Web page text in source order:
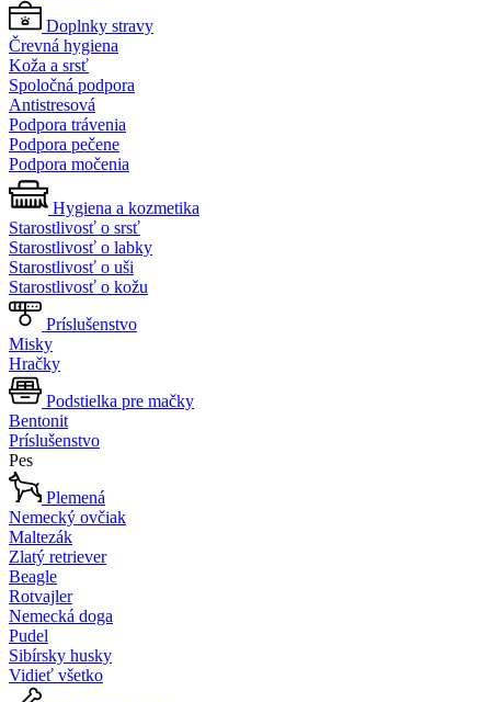
Doplnky stravy
Črevná hygiena
Koža a srsť
Spoločná podpora
Antistresová
Podpora trávenia
Podpora pečene
Podpora močenia
Hygiena a kozmetika
Starostlivosť o srsť
Starostlivosť o labky
Starostlivosť o uši
Starostlivosť o kožu
Príslušenstvo
Misky
Hračky
Podstielka pre mačky
Bentonit
Príslušenstvo
Pes
Plemená
Nemecký ovčiak
Maltezák
Zlatý retriever
Beagle
Rotvajler
Nemecká doga
Pudel
Sibírsky husky
Vidieť všetko